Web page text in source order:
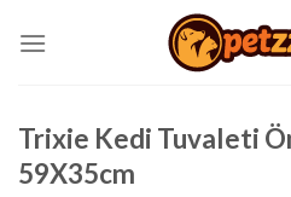
Trixie Kedi Tuvaleti
59X35cm